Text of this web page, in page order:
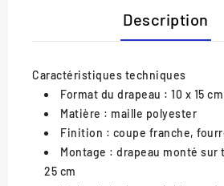
Description
Caractéristiques techniques
Format du drapeau : 10 x 15 cm
Matière : maille polyester
Finition : coupe franche,
Montage : drapeau monté
25 cm